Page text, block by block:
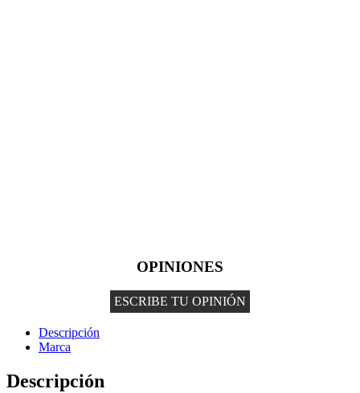
OPINIONES
ESCRIBE TU OPINIÓN
Descripción
Marca
Descripción